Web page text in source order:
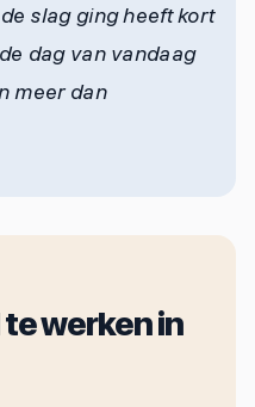
slag ging heeft kort
dag van vandaag
meer dan
werken in